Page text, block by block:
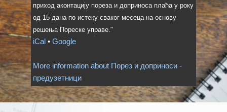
приход аконтацију пореза и доприноса плаћа у року
од 15 дана по истеку сваког месеца на основу
решења Пореске управе."
iCal • Google
More information about Порез и доприноси -
предузетници